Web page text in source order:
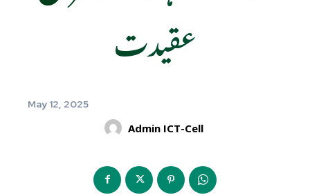
عقیدت
May 12, 2025
Admin ICT-Cell